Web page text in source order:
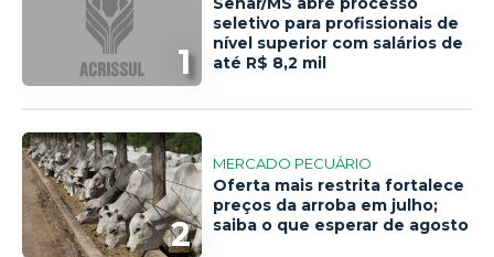
1
seletivo para profissionais de
nível superior com salários de
até R$ 8,2 mil
2
MERCADO PECUÁRIO
Oferta mais restrita fortalece
preços da arroba em julho;
saiba o que esperar de agosto